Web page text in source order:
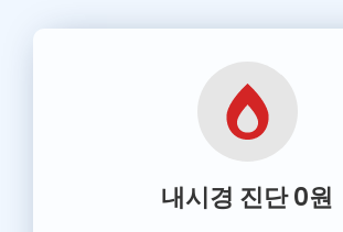
내시경 진단0원